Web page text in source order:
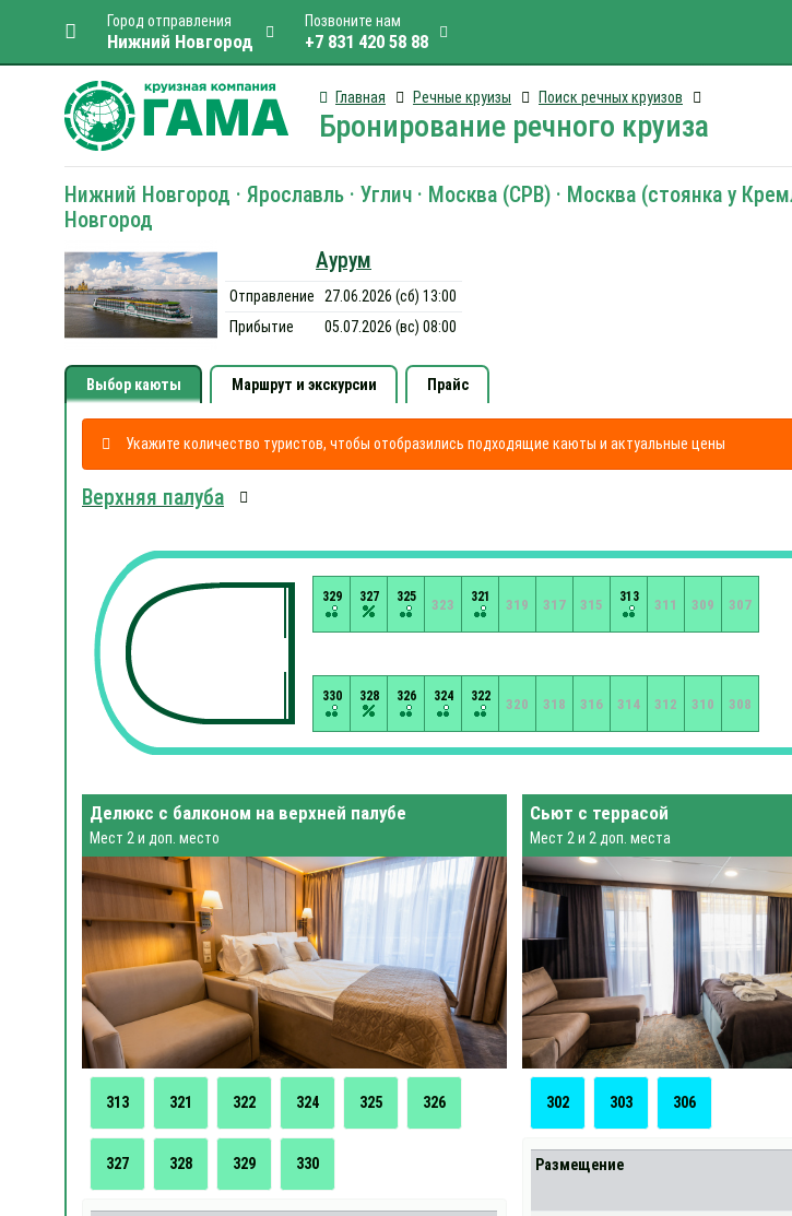
Город отправления
Нижний Новгород
Позвоните нам
+7 831 420 58 88
Главная Речные круизы Поиск речных круизов
Бронирование речного круиза
Нижний Новгород · Ярославль · Углич · Москва (СРВ) · Москва (стоянка у
Новгород
Аурум
Отправление
27.06.2026 (сб) 13:00
Прибытие
05.07.2026 (вс) 08:00
Выбор каюты Маршрут и экскурсии Прайс
Укажите количество туристов, чтобы отобразились подходящие каюты и актуальные цены
Верхняя палуба
307
308
309
310
311
312
313
314
315
316
317
318
319
320
321
322
323
324
325
326
327
328
329
330
Делюкс с балконом на верхней палубе
Мест 2 и доп. место
313 321 322 324 325 326
327 328 329 330
Сьют с террасой
Мест 2 и 2 доп. места
302 303 306
Размещение